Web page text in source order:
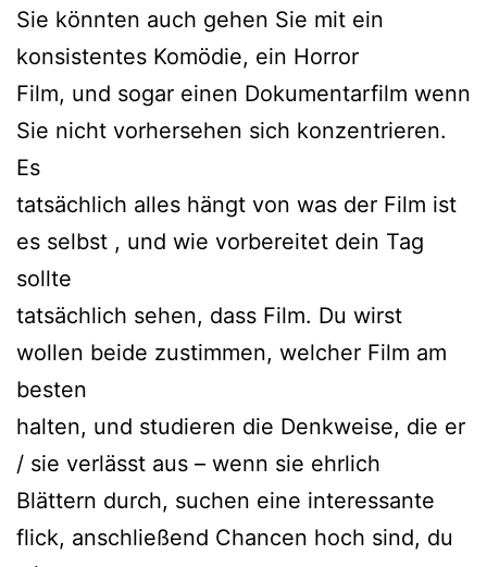
Sie könnten auch gehen Sie mit ein
konsistentes Komödie, ein Horror
Film, und sogar einen Dokumentarfilm wenn
Sie nicht vorhersehen sich konzentrieren.
Es
tatsächlich alles hängt von was der Film ist
es selbst , und wie vorbereitet dein Tag
sollte
tatsächlich sehen, dass Film. Du wirst
wollen beide zustimmen, welcher Film am
besten
halten, und studieren die Denkweise, die er
/ sie verlässt aus – wenn sie ehrlich
Blättern durch, suchen eine interessante
flick, anschließend Chancen hoch sind, du